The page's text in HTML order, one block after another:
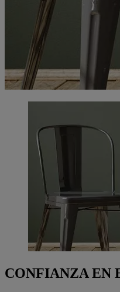
CONFIANZA EN